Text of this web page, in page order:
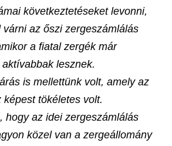
következtetéseket levonni,
várni az őszi zergeszámlálás
a fiatal zergék már
lesznek.
is mellettünk volt, amely az
képest tökéletes volt.
hogy az idei zergeszámlálás
közel van a zergeállomány